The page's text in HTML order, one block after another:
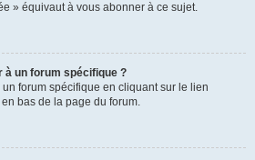
» équivaut à vous abonner à ce sujet.
à un forum spécifique ?
forum spécifique en cliquant sur le lien
bas de la page du forum.